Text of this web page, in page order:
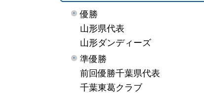
優勝
山形県代表
山形ダンディーズ
準優勝
前回優勝千葉県代表
千葉東葛󠄀クラブ